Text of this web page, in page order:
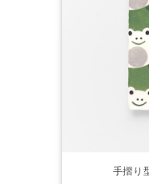
手摺り